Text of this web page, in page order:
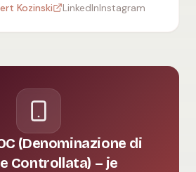
Kozinski LinkedInInstagram
(Denominazione di
Controllata) – je